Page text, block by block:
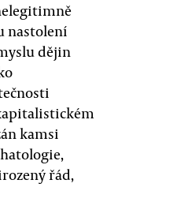
nastolení
dějin
kamsi
řád,